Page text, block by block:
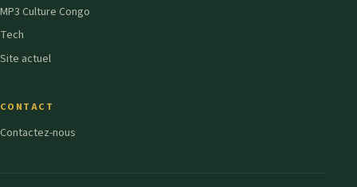
MP3 Culture Congo
Tech
Site actuel
CONTACT
Contactez-nous